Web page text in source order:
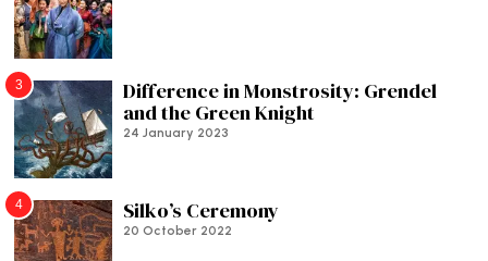
3
Difference in Monstrosity: Grendel
and the Green Knight
24 January 2023
4 Silko’s Ceremony
20 October 2022